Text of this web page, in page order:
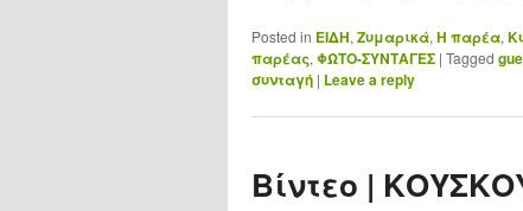
Posted in ΕΙΔΗ, Ζυμαρικά, Η παρέα,
παρέας, ΦΩΤΟ-ΣΥΝΤΑΓΕΣ | Tagged
συνταγή | Leave a reply
Βίντεο |